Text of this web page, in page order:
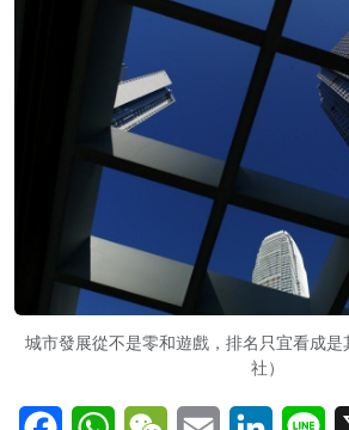
城市發展從不是零和遊戲，排名只宜看成
社）
FacebookWhatsAppWeChatEmail LinkedIn